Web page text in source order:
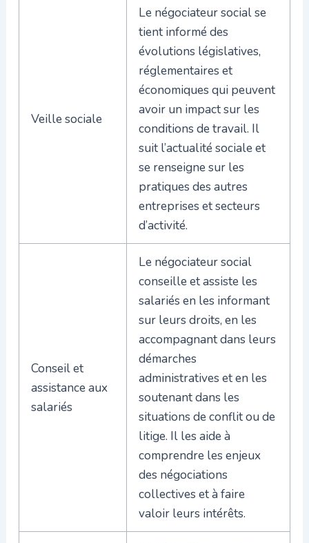
Veille sociale
Le négociateur social se
tient informé des
évolutions législatives,
réglementaires et
économiques qui peuvent
avoir un impact sur les
conditions de travail. Il
suit l’actualité sociale et
se renseigne sur les
pratiques des autres
entreprises et secteurs
d’activité.
Conseil et
assistance aux
salariés
Le négociateur social
conseille et assiste les
salariés en les informant
sur leurs droits, en les
accompagnant dans leurs
démarches
administratives et en les
soutenant dans les
situations de conflit ou de
litige. Il les aide à
comprendre les enjeux
des négociations
collectives et à faire
valoir leurs intérêts.